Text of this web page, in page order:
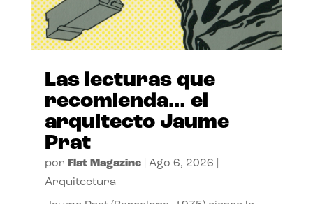
Las lecturas que
recomienda… el
arquitecto Jaume
Prat
por Flat Magazine| Ago 6, 2026
Arquitectura